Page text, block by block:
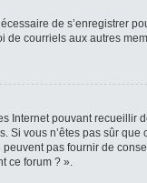
de s’enregistrer
courriels aux autres
Internet pouvant recueillir
vous n’êtes pas sûr
pas fournir de
ce forum ? ».